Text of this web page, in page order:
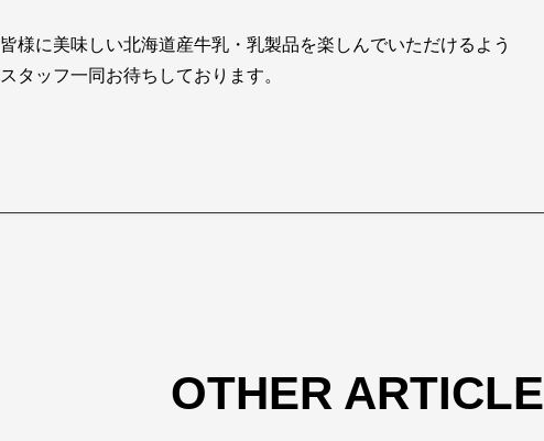
皆様に美味しい北海道産牛乳・乳製品を楽しんでいただけるよう
スタッフ一同お待ちしております。
OTHER ARTICLE